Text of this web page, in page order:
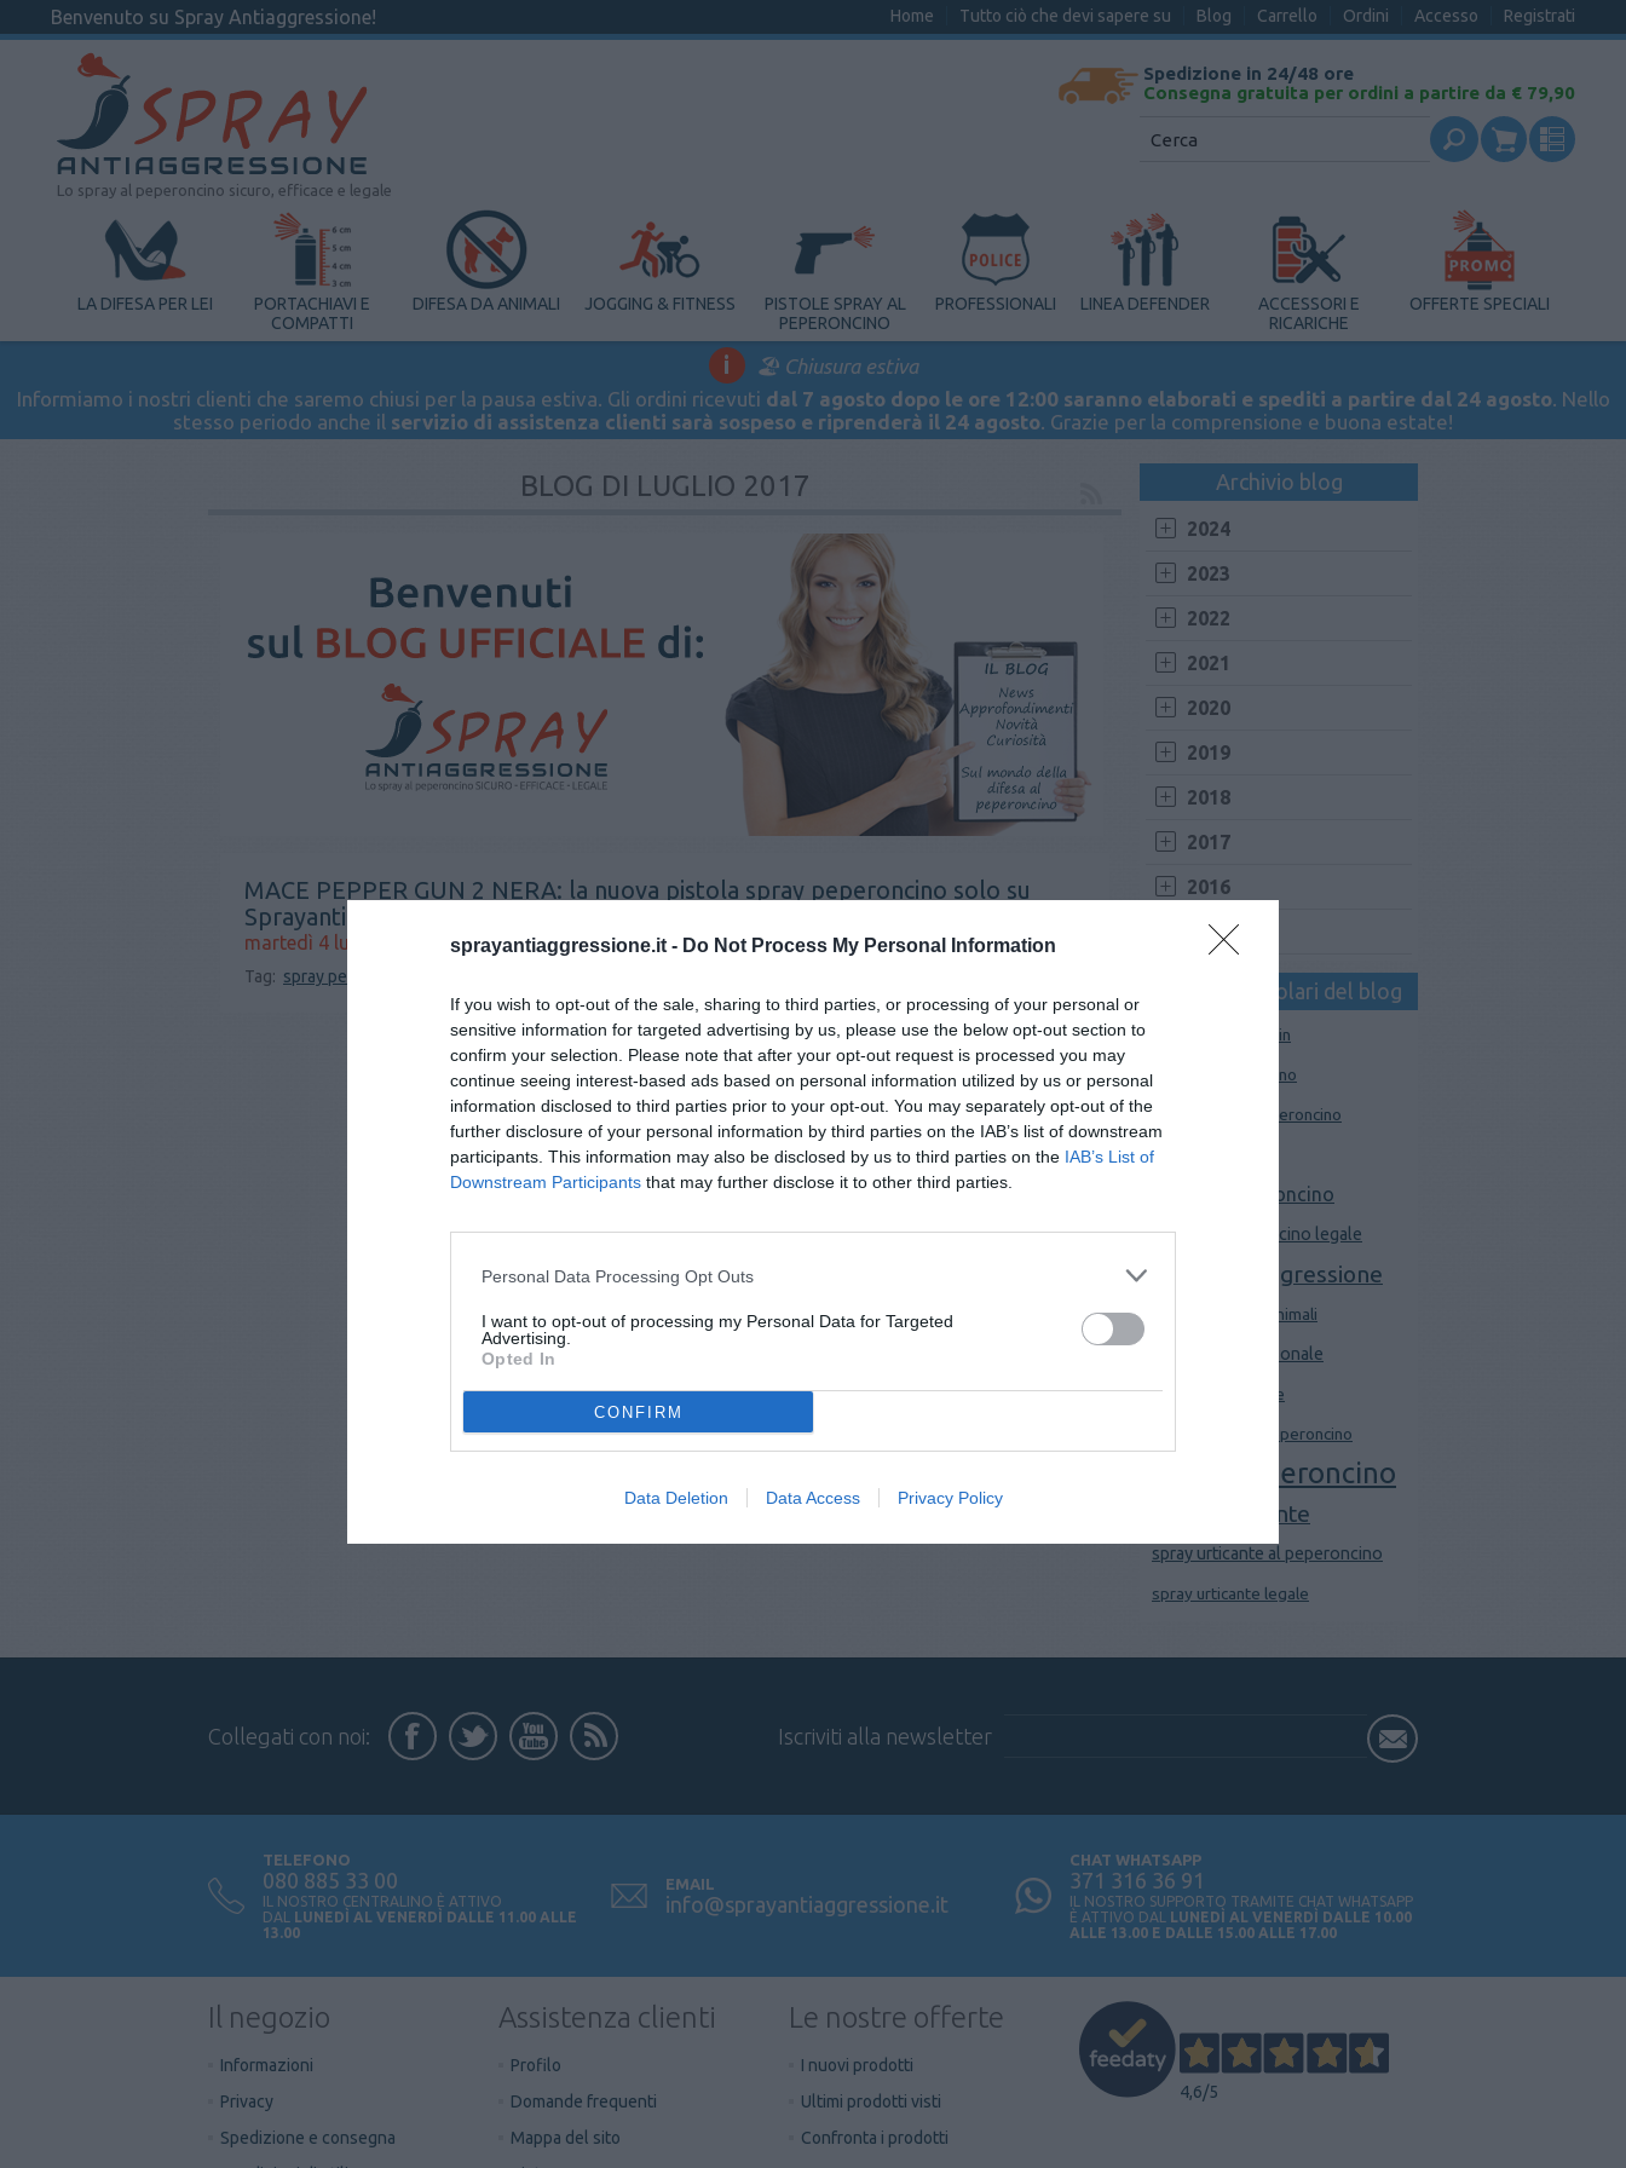
sprayantiaggressione.it - Do Not Process My Personal Information
If you wish to opt-out of the sale, sharing to third parties, or processing of your personal or
sensitive information for targeted advertising by us, please use the below opt-out section to
confirm your selection. Please note that after your opt-out request is processed you may
continue seeing interest-based ads based on personal information utilized by us or personal
information disclosed to third parties prior to your opt-out. You may separately opt-out of the
further disclosure of your personal information by third parties on the IAB’s list of downstream
participants. This information may also be disclosed by us to third parties on the IAB’s List of
Downstream Participants that may further disclose it to other third parties.
Personal Data Processing Opt Outs
I want to opt-out of processing my Personal Data for Targeted
Advertising.
Opted In
CONFIRM
Data Deletion Data Access Privacy Policy
Benvenuto su Spray Antiaggressione! Accesso Registrati
Home Tutto ciò che devi sapere su Blog Carrello Ordini
Lo spray al peperoncino sicuro, efficace e legale
Spedizione in 24/48 ore
Consegna gratuita per ordini a partire da € 79,90
LA DIFESA PER LEI
PORTACHIAVI E
COMPATTI
DIFESA DA ANIMALI JOGGING & FITNESS
PISTOLE SPRAY AL
PEPERONCINO
PROFESSIONALI LINEA DEFENDER
ACCESSORI E
RICARICHE
OFFERTE SPECIALI
i
🏖️ Chiusura estiva
Informiamo i nostri clienti che saremo chiusi per la pausa estiva. Gli ordini ricevuti dal 7 agosto dopo le ore 12:00 saranno elaborati e spediti a partire dal 24 agosto. Nello
stesso periodo anche il servizio di assistenza clienti sarà sospeso e riprenderà il 24 agosto. Grazie per la comprensione e buona estate!
BLOG DI LUGLIO 2017
MACE PEPPER GUN 2 NERA: la nuova pistola spray peperoncino solo su
Sprayantiaggressione.it
martedì 4 luglio 2017
Tag: spray peperoncino
Archivio blog
2024
2023
2022
2021
2020
2019
2018
2017
2016
2015
I tag più popolari del blog
Mace Muzzle Canin
pistola peperoncino
pistola spray peperoncino
Sabre GTM 3000
spray al peperoncino
spray al peperoncino legale
spray antiaggressione
spray difesa da animali
spray difesa personale
spray igienizzante
spray legale al peperoncino
spray peperoncino
spray urticante
spray urticante al peperoncino
spray urticante legale
Collegati con noi: Iscriviti alla newsletter
TELEFONO
080 885 33 00
IL NOSTRO CENTRALINO È ATTIVO
DAL LUNEDÌ AL VENERDÌ DALLE 11.00 ALLE
13.00
EMAIL
info@sprayantiaggressione.it
CHAT WHATSAPP
371 316 36 91
IL NOSTRO SUPPORTO TRAMITE CHAT WHATSAPP
È ATTIVO DAL
LUNEDÌ AL VENERDÌ DALLE 10.00
ALLE 13.00 E DALLE 15.00 ALLE 17.00
Il negozio
Informazioni
Privacy
Spedizione e consegna
Assistenza clienti
Profilo
Domande frequenti
Mappa del sito
Le nostre offerte
I nuovi prodotti
Ultimi prodotti visti
Confronta i prodotti
4,6/5